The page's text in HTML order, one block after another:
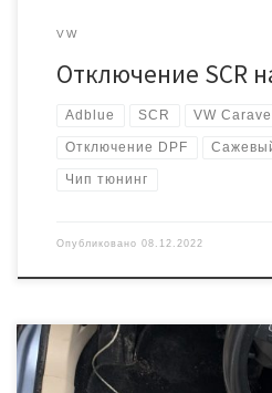
VW
Отключение SCR
Adblue SCR VW
Отключение DPF
Чип тюнинг
Опубликовано 08.12.2022